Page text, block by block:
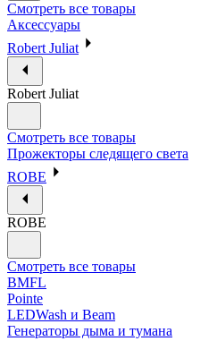
Смотреть все товары
Аксессуары
Robert Juliat
Robert Juliat
Смотреть все товары
Прожекторы следящего света
ROBE
ROBE
Смотреть все товары
BMFL
Pointe
LEDWash и Beam
Генераторы дыма и тумана